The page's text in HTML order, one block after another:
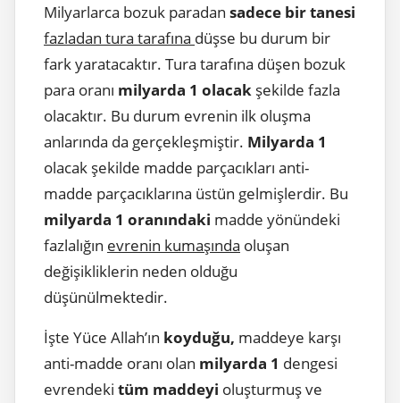
Milyarlarca bozuk paradan sadece bir tanesi
fazladan tura tarafına düşse bu durum bir
fark yaratacaktır. Tura tarafına düşen bozuk
para oranı milyarda 1 olacak şekilde fazla
olacaktır. Bu durum evrenin ilk oluşma
anlarında da gerçekleşmiştir. Milyarda 1
olacak şekilde madde parçacıkları anti-
madde parçacıklarına üstün gelmişlerdir. Bu
milyarda 1 oranındaki madde yönündeki
fazlalığın evrenin kumaşında oluşan
değişikliklerin neden olduğu
düşünülmektedir.
İşte Yüce Allah’ın koyduğu, maddeye karşı
anti-madde oranı olan milyarda 1 dengesi
evrendeki tüm maddeyi oluşturmuş ve